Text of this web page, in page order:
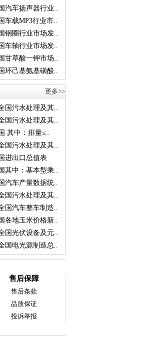
汽车扬声器行业..
车载MP3行业市..
钢圈行业市场发..
车轴行业市场发..
甘草酸一钾市场..
环己基氨基磺酸..
更多>>
国污水处理及其..
国污水处理及其..
其中：排量≤..
国污水处理及其..
进出口总值表
其中：基本型乘..
汽车产量数据统..
国污水处理及其..
国汽车整车制造..
各地玉米价格新..
国光伏设备及元..
国电光源制造总..
售后保障
售后条款
品质保证
投诉举报